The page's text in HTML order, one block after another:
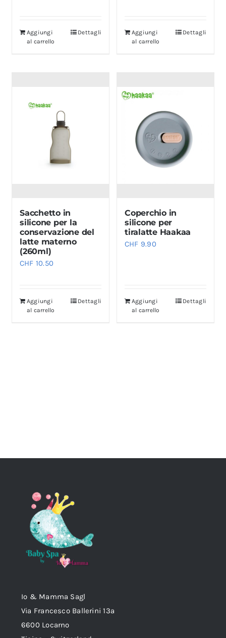
Aggiungi
al carrello
Dettagli
è:
Aggiungi
al carrello
Dettagli
Sacchetto in
silicone per la
conservazione del
latte materno
(260ml)
CHF 10.50
Aggiungi
al carrello
Dettagli
Coperchio in
silicone per
tiralatte Haakaa
CHF 9.90
Aggiungi
al carrello
Dettagli
Io & Mamma Sagl
Via Francesco Ballerini 13a
6600 Locarno